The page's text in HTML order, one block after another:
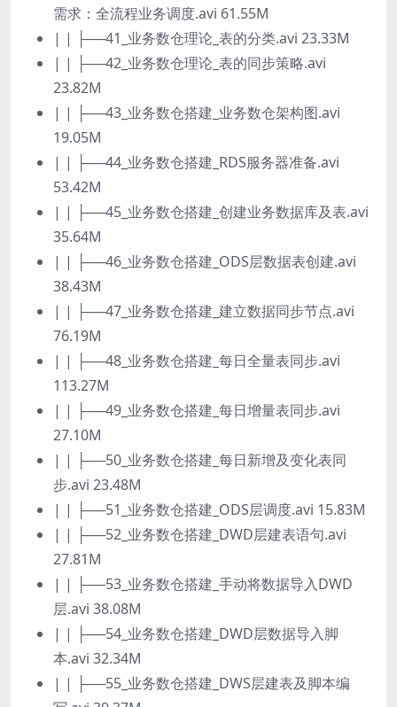
需求：全流程业务调度.avi 61.55M
| | ├──41_业务数仓理论_表的分类.avi 23.33M
| | ├──42_业务数仓理论_表的同步策略.avi
23.82M
| | ├──43_业务数仓搭建_业务数仓架构图.avi
19.05M
| | ├──44_业务数仓搭建_RDS服务器准备.avi
53.42M
| | ├──45_业务数仓搭建_创建业务数据库及表.avi
35.64M
| | ├──46_业务数仓搭建_ODS层数据表创建.avi
38.43M
| | ├──47_业务数仓搭建_建立数据同步节点.avi
76.19M
| | ├──48_业务数仓搭建_每日全量表同步.avi
113.27M
| | ├──49_业务数仓搭建_每日增量表同步.avi
27.10M
| | ├──50_业务数仓搭建_每日新增及变化表同
步.avi 23.48M
| | ├──51_业务数仓搭建_ODS层调度.avi 15.83M
| | ├──52_业务数仓搭建_DWD层建表语句.avi
27.81M
| | ├──53_业务数仓搭建_手动将数据导入DWD
层.avi 38.08M
| | ├──54_业务数仓搭建_DWD层数据导入脚
本.avi 32.34M
| | ├──55_业务数仓搭建_DWS层建表及脚本编